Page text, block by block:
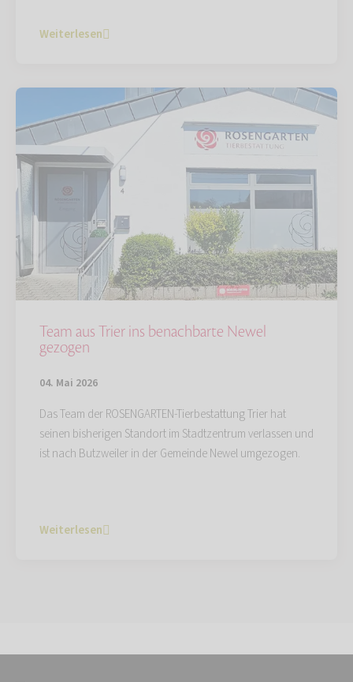
Weiterlesen
Team aus Trier ins benachbarte Newel
gezogen
04. Mai 2026
Das Team der ROSENGARTEN-Tierbestattung Trier hat
seinen bisherigen Standort im Stadtzentrum verlassen und
ist nach Butzweiler in der Gemeinde Newel umgezogen.
Weiterlesen